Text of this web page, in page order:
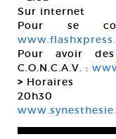
Sur internet
Pour se
Pour avoir
C.O.N.C.A.V. :
> Horaires
20h30